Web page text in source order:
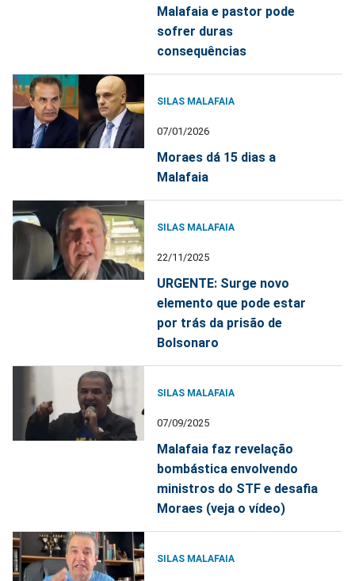
Malafaia e pastor pode
sofrer duras
consequências
SILAS MALAFAIA
07/01/2026
Moraes dá 15 dias a
Malafaia
SILAS MALAFAIA
22/11/2025
URGENTE: Surge novo
elemento que pode estar
por trás da prisão de
Bolsonaro
SILAS MALAFAIA
07/09/2025
Malafaia faz revelação
bombástica envolvendo
ministros do STF e desafia
Moraes (veja o vídeo)
SILAS MALAFAIA